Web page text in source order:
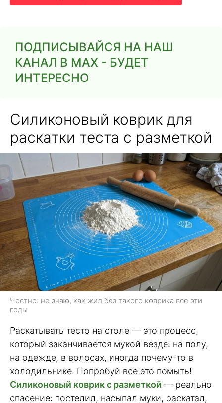
ПОДПИСЫВАЙСЯ НА НАШ
КАНАЛ В MAX - БУДЕТ
ИНТЕРЕСНО
Силиконовый коврик для
раскатки теста с разметкой
Честно: не знаю, как жил без такого коврика все эти
годы
Раскатывать тесто на столе — это процесс,
который заканчивается мукой везде: на полу,
на одежде, в волосах, иногда почему-то в
холодильнике. Попробуй все это помыть!
Силиконовый коврик с разметкой — реально
спасение: постелил, насыпал муки, раскатал,